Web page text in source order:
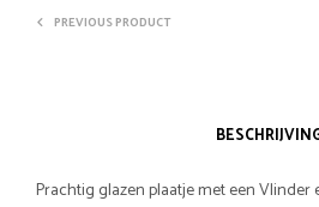
PREVIOUS PRODUCT
Prachtig glazen plaatje met een Vlinder